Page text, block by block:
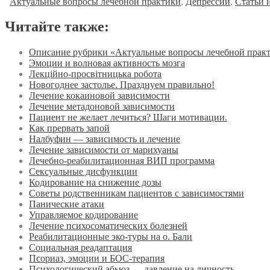
Читайте также:
Описание рубрики «Актуальные вопросы лечебной
Эмоции и волновая активность мозга
Лекційно-просвітницька робота
Новогоднее застолье. Празднуем правильно!
Лечение кокаиновой зависимости
Лечение метадоновой зависимости
Пациент не желает лечиться? Шаги мотивации.
Как прервать запой
Налбуфин — зависимость и лечение
Лечение зависимости от марихуаны
Лечебно-реабилитационная ВИП программа
Сексуальные дисфункции
Кодирование на снижение дозы
Советы родственникам пациентов с зависимостями
Панические атаки
Управляемое кодирование
Лечение психосоматических болезней
Реабилитационные эко-туры на о. Бали
Социальная реадаптация
Псориаз, эмоции и БОС-терапия